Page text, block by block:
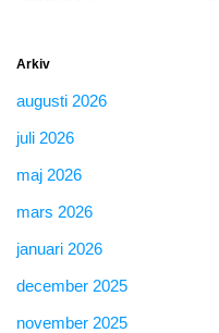
Arkiv
augusti 2026
juli 2026
maj 2026
mars 2026
januari 2026
december 2025
november 2025